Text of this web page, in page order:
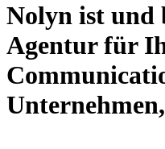
Nolyn ist und
Agentur für